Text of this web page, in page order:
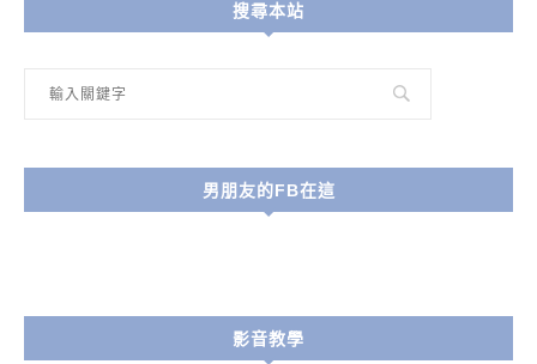
搜尋本站
男朋友的FB在這
影音教學